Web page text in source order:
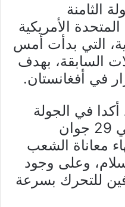
الثامنة
الأمريكية
التي بدأت أمس
السابقة، بهدف
في أفغانستان.
في الجولة
السابقة، التي عقدت في 29 جوان
معاناة الشعب
وعلى وجود
للتحرك بسرعة